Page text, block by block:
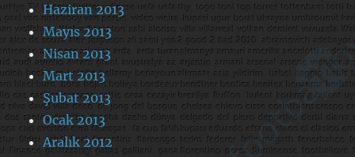
Haziran 2013
Mayıs 2013
Nisan 2013
Mart 2013
Şubat 2013
Ocak 2013
Aralık 2012